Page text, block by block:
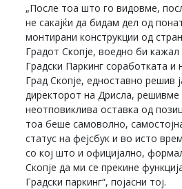
„После тоа што го видовме,
не сакајќи да бидам дел од
монтирани конструкции од
Градот Скопје, воедно би кажал
Градски Паркинг соработката и
Град Скопје, едноставно решив
директорот на Дрисла, решивме
неотповиклива оставка од
тоа беше самоволно,
статус на фејсбук и во исто
со кој што и официјално,
Скопје да ми се прекине
Градски паркинг“, појасни тој.